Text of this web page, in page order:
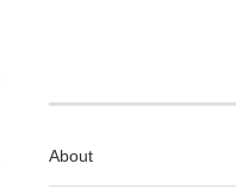
About